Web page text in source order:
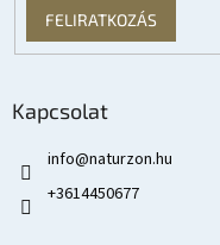
FELIRATKOZÁS
Kapcsolat
info@naturzon.hu
+3614450677